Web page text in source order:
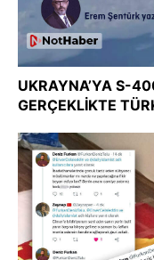
UKRAYNA’YA S-
GERÇEKLİKTE